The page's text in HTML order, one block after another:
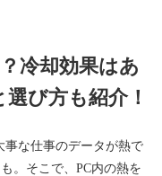
冷却効果はあ
び方も紹介！
事な仕事のデータが熱で
。そこで、PC内の熱を